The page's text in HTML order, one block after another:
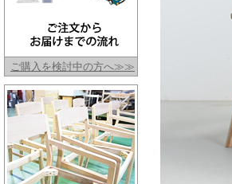
ご購入を検討中の方へ≫≫